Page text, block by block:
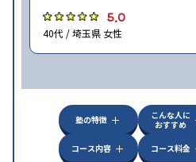
5.0
40代 / 埼玉県 女性
塾の特徴
こんな人に
おすすめ
コース内容
コース料金